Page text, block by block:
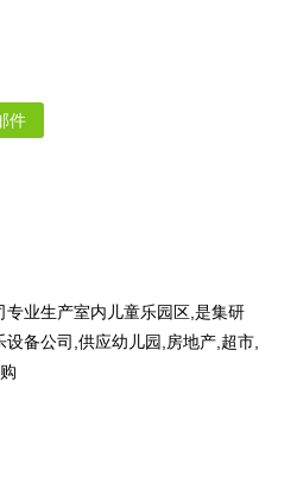
件
专业生产室内儿童乐园区,是集研
备公司,供应幼儿园,房地产,超市,